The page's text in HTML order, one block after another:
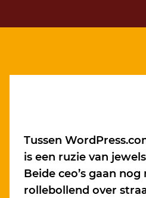
Tussen
is een ruzie van
Beide ceo’s gaan
rollebollend over